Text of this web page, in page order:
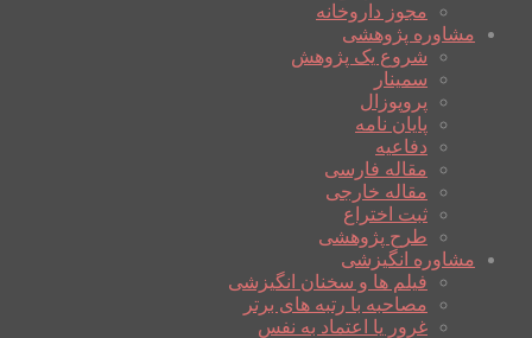
مجوز داروخانه
مشاوره پژوهشی
شروع یک پژوهش
سمینار
پروپوزال
پایان نامه
دفاعیه
مقاله فارسی
مقاله خارجی
ثبت اختراع
طرح پژوهشی
مشاوره انگیزشی
فیلم ها و سخنان انگیزشی
مصاحبه با رتبه های برتر
غرور یا اعتماد به نفس